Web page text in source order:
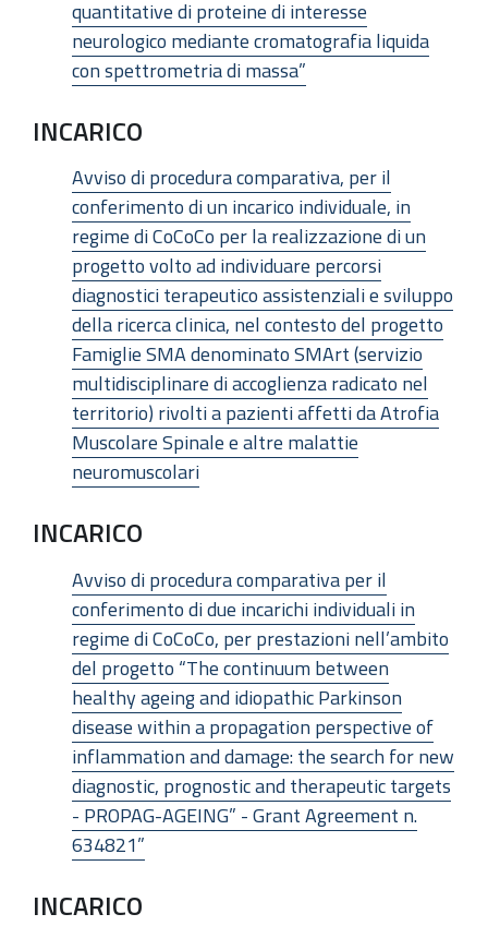
quantitative di proteine di interesse
neurologico mediante cromatografia liquida
con spettrometria di massa”
INCARICO
Avviso di procedura comparativa, per il
conferimento di un incarico individuale, in
regime di CoCoCo per la realizzazione di un
progetto volto ad individuare percorsi
diagnostici terapeutico assistenziali e sviluppo
della ricerca clinica, nel contesto del progetto
Famiglie SMA denominato SMArt (servizio
multidisciplinare di accoglienza radicato nel
territorio) rivolti a pazienti affetti da Atrofia
Muscolare Spinale e altre malattie
neuromuscolari
INCARICO
Avviso di procedura comparativa per il
conferimento di due incarichi individuali in
regime di CoCoCo, per prestazioni nell’ambito
del progetto “The continuum between
healthy ageing and idiopathic Parkinson
disease within a propagation perspective of
inflammation and damage: the search for new
diagnostic, prognostic and therapeutic targets
- PROPAG-AGEING” - Grant Agreement n.
634821”
INCARICO